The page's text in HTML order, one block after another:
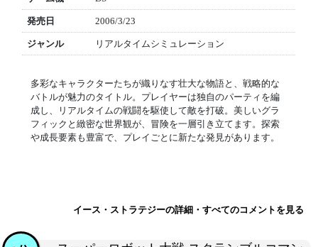
発売日 2006/3/23
ジャンル リアルタイムシミュレーション
多彩なキャラクターたちが織りなす壮大な物語と、戦略的な
バトルが魅力のタイトル。プレイヤーは独自のパーティを編
成し、リアルタイムの戦闘を駆使して敵を打破。美しいグラ
フィックと緻密な世界観が、冒険を一層引き立てます。探索
や成長要素も豊富で、プレイごとに新たな発見があります。
イース・ストラテジーの詳細・すべてのコメントを見る